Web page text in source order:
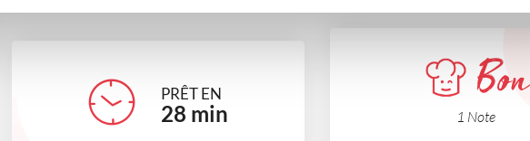
PRÊT EN
28 min
Bon
1 Note